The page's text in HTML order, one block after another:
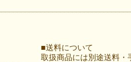
■送料について
取扱商品には別途送料・